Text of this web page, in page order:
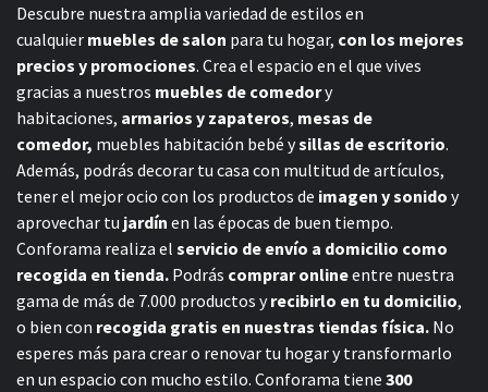
Descubre nuestra amplia variedad de estilos en
cualquier muebles de salon para tu hogar, con los mejores
precios y promociones. Crea el espacio en el que vives
gracias a nuestros muebles de comedory
habitaciones, armarios y zapateros, mesas de
comedor, muebles habitación bebé ysillas de escritorio.
Además, podrás decorar tu casa con multitud de artículos,
tener el mejor ocio con los productos de imagen y sonido y
aprovechar tu jardín en las épocas de buen tiempo.
Conforama realiza el servicio de envío a domicilio como
recogida en tienda. Podrás comprar onlineentre nuestra
gama de más de 7.000 productos yrecibirlo en tu domicilio,
o bien con recogida gratis en nuestras tiendas física. No
esperes más para crear o renovar tu hogar y transformarlo
en un espacio con mucho estilo. Conforama tiene 300